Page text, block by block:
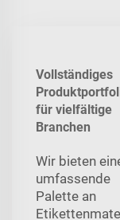
Vollständiges
für vielfältige
Branchen
Wir bieten
umfassende
Palette an